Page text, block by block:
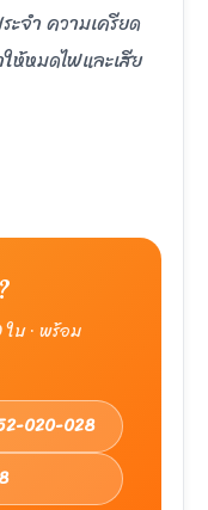
จำ ความเครียด
ห้หมดไฟและเสีย
บ · พร้อม
020-028